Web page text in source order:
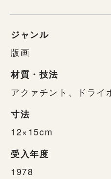
ジャンル
版画
材質・技法
アクァチント、ドライ
寸法
12×15cm
受入年度
1978